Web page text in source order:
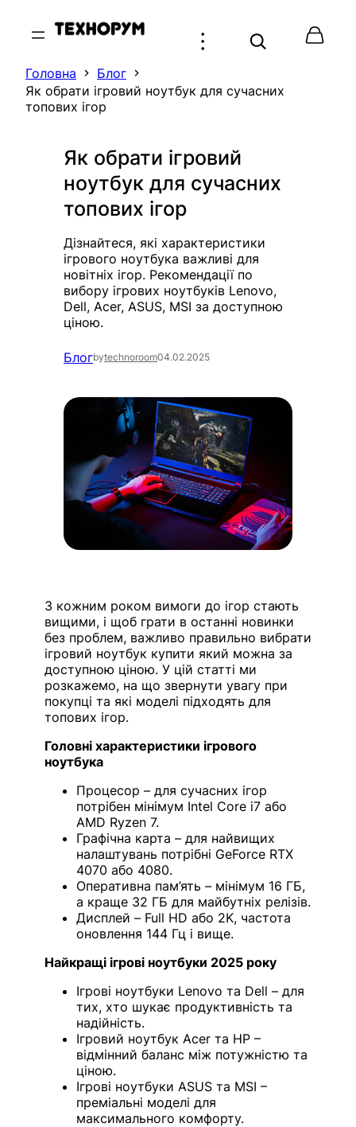
Головна
Блог
Як обрати ігровий ноутбук для сучасних
топових ігор
Як обрати ігровий
ноутбук для сучасних
топових ігор
Дізнайтеся, які характеристики
ігрового ноутбука важливі для
новітніх ігор. Рекомендації по
вибору ігрових ноутбуків Lenovo,
Dell, Acer, ASUS, MSI за доступною
ціною.
Блогbytechnoroom04.02.2025
З кожним роком вимоги до ігор стають
вищими, і щоб грати в останні новинки
без проблем, важливо правильно вибрати
ігровий ноутбук купити який можна за
доступною ціною. У цій статті ми
розкажемо, на що звернути увагу при
покупці та які моделі підходять для
топових ігор.
Головні характеристики ігрового
ноутбука
Процесор – для сучасних ігор
потрібен мінімум Intel Core i7 або
AMD Ryzen 7.
Графічна карта – для найвищих
налаштувань потрібні GeForce RTX
4070 або 4080.
Оперативна пам’ять – мінімум 16 ГБ,
а краще 32 ГБ для майбутніх релізів.
Дисплей – Full HD або 2K, частота
оновлення 144 Гц і вище.
Найкращі ігрові ноутбуки 2025 року
Ігрові ноутбуки Lenovo та Dell – для
тих, хто шукає продуктивність та
надійність.
Ігровий ноутбук Acer та HP –
відмінний баланс між потужністю та
ціною.
Ігрові ноутбуки ASUS та MSI –
преміальні моделі для
максимального комфорту.